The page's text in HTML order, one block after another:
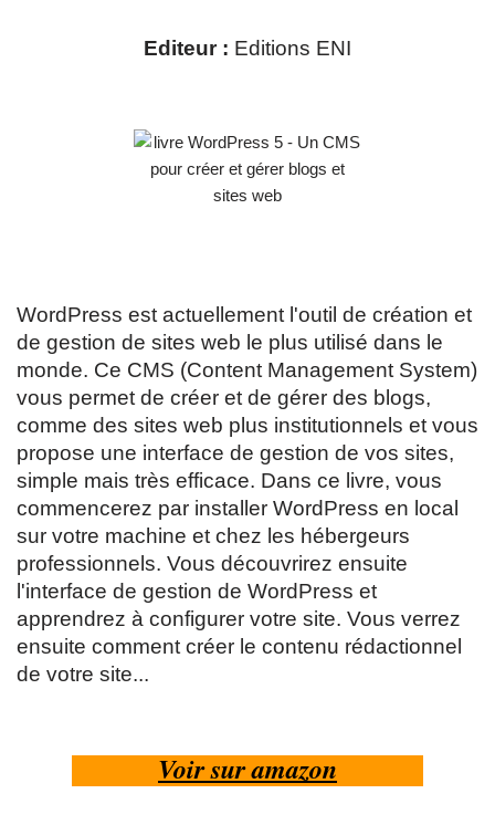
Editeur : Editions ENI
WordPress est actuellement l'outil de création et
de gestion de sites web le plus utilisé dans le
monde. Ce CMS (Content Management System)
vous permet de créer et de gérer des blogs,
comme des sites web plus institutionnels et vous
propose une interface de gestion de vos sites,
simple mais très efficace. Dans ce livre, vous
commencerez par installer WordPress en local
sur votre machine et chez les hébergeurs
professionnels. Vous découvrirez ensuite
l'interface de gestion de WordPress et
apprendrez à configurer votre site. Vous verrez
ensuite comment créer le contenu rédactionnel
de votre site...
Voir sur amazon